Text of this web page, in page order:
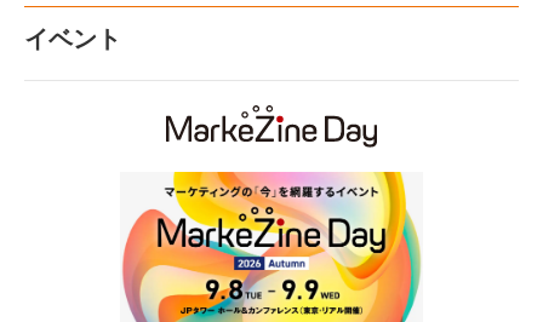
イベント